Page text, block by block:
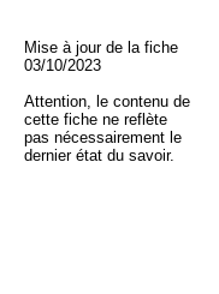
Mise à jour de la fiche
03/10/2023
Attention, le contenu de
cette fiche ne reflète
pas nécessairement le
dernier état du savoir.